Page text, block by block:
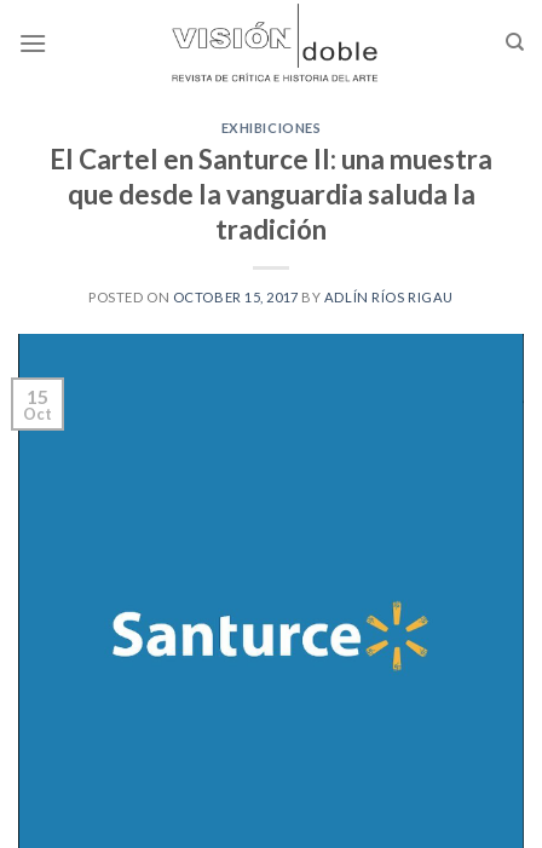
EXHIBICIONES
El Cartel en Santurce II: una muestra
que desde la vanguardia saluda la
tradición
POSTED ON OCTOBER 15, 2017 BY ADLÍN RÍOS RIGAU
15
Oct